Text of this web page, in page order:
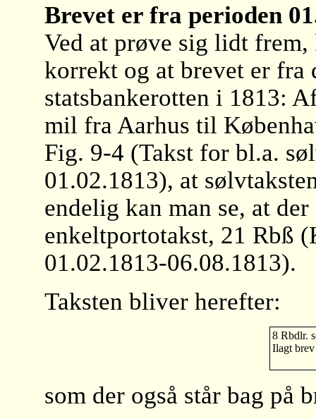
Brevet er fra perioden
Ved at prøve sig lidt frem,
korrekt og at brevet er fra
statsbankerotten i 1813:
mil fra Aarhus til
Fig. 9-4 (Takst for bl.a.
01.02.1813), at
endelig kan man se, at
enkeltportotakst, 21 Rbß
01.02.1813-06.08.1813).
Taksten bliver herefter:
8 Rbdlr.
Ilagt
som der også står bag på